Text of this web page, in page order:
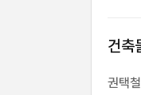
건축
권택철